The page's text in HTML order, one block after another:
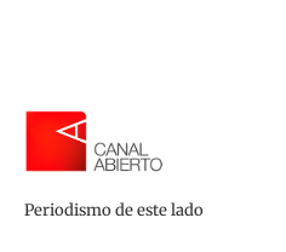
Periodismo de este lado